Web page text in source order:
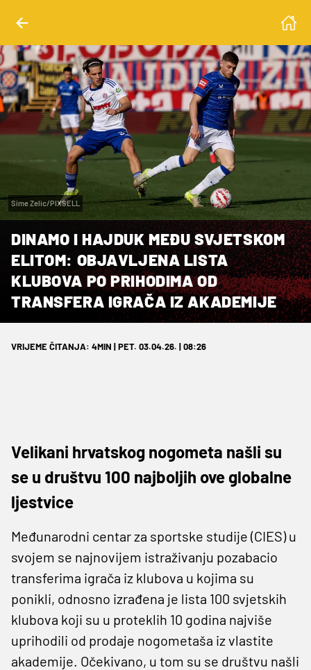
Sime Zelic/PIXSELL
DINAMO I HAJDUK MEĐU SVJETSKOM
ELITOM: OBJAVLJENA LISTA
KLUBOVA PO PRIHODIMA OD
TRANSFERA IGRAČA IZ AKADEMIJE
VRIJEME ČITANJA: 4MIN | PET. 03.04.26. | 08:26
Velikani hrvatskog nogometa našli su
se u društvu 100 najboljih ove globalne
ljestvice
Međunarodni centar za sportske studije (CIES) u
svojem se najnovijem istraživanju pozabacio
transferima igrača iz klubova u kojima su
ponikli, odnosno izrađena je lista 100 svjetskih
klubova koji su u proteklih 10 godina najviše
uprihodili od prodaje nogometaša iz vlastite
akademije. Očekivano, u tom su se društvu našli